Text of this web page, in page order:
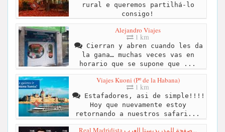
rural e queremos partilhá-lo
consigo!
Alejandro Viajes
1 km
Cierran y abren cuando les da
la gana… muchas veces vas en
horario que se supone que ...
Viajes Kuoni (Pº de la Habana)
1 km
Estafadores, asi de simple!!!!
Hoy que nuevamente estoy
retornando a nuestros safari...